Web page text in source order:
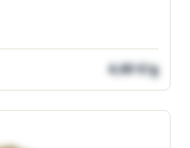
4,60 €/g